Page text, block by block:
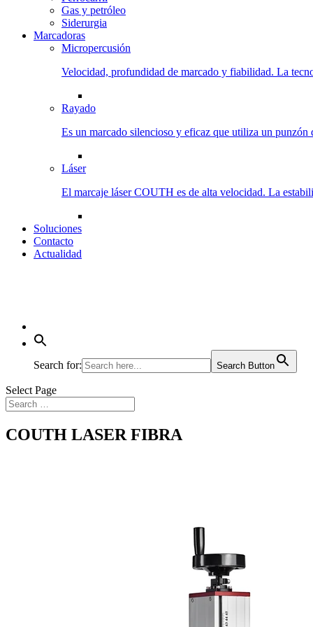
Gas y petróleo
Siderurgia
Marcadoras
Micropercusión
Velocidad, profundidad de marcado y fiabilidad. La
Rayado
Es un marcado silencioso y eficaz que utiliza un
Láser
El marcaje láser COUTH es de alta velocidad. La
Soluciones
Contacto
Actualidad
Search for: Search Button
Select Page
COUTH LASER FIBRA